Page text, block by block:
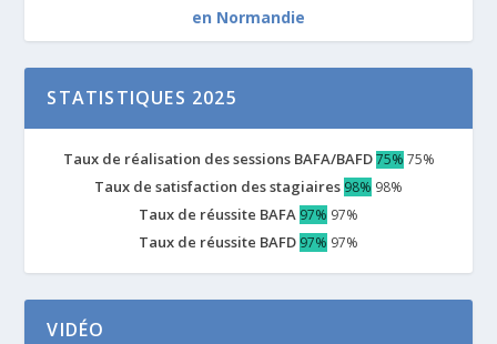
en Normandie
STATISTIQUES 2025
Taux de réalisation des sessions BAFA/BAFD 75% 75%
Taux de satisfaction des stagiaires 98% 98%
Taux de réussite BAFA 97% 97%
Taux de réussite BAFD 97% 97%
VIDÉO